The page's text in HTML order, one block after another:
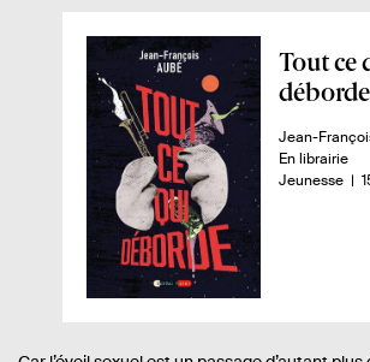
A
p
r
ç
Tout ce
déborde
A
u
t
Jean-
D
i
l
En librairie
n
p
Jeunesse-